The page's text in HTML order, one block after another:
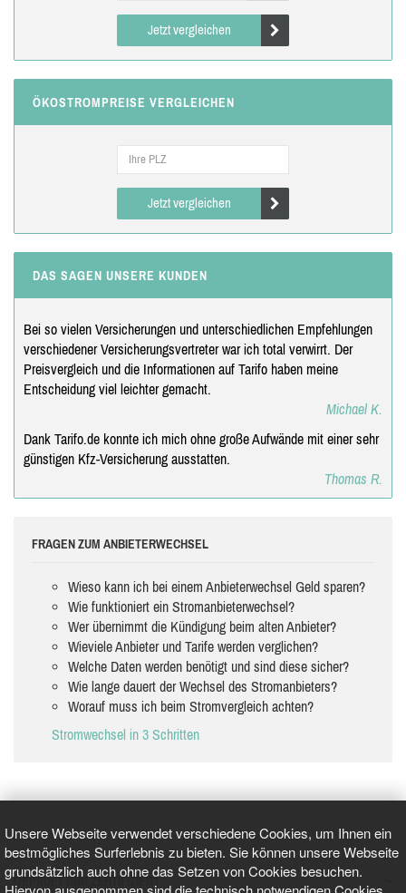
Unsere Webseite verwendet verschiedene Cookies, um Ihnen ein
bestmögliches Surferlebnis zu bieten. Sie können unsere Webseite
grundsätzlich auch ohne das Setzen von Cookies besuchen.
Jetzt vergleichen
ÖKOSTROMPREISE VERGLEICHEN
Jetzt vergleichen
DAS SAGEN UNSERE KUNDEN
Bei so vielen Versicherungen und unterschiedlichen Empfehlungen
verschiedener Versicherungsvertreter war ich total verwirrt. Der
Preisvergleich und die Informationen auf Tarifo haben meine
Entscheidung viel leichter gemacht.
Michael K.
Dank Tarifo.de konnte ich mich ohne große Aufwände mit einer sehr
günstigen Kfz-Versicherung ausstatten.
Thomas R.
FRAGEN ZUM ANBIETERWECHSEL
Wieso kann ich bei einem Anbieterwechsel Geld sparen?
Wie funktioniert ein Stromanbieterwechsel?
Wer übernimmt die Kündigung beim alten Anbieter?
Wieviele Anbieter und Tarife werden verglichen?
Welche Daten werden benötigt und sind diese sicher?
Wie lange dauert der Wechsel des Stromanbieters?
Worauf muss ich beim Stromvergleich achten?
Stromwechsel in 3 Schritten
GEPRÜFT UND ZERTIFIZIERT